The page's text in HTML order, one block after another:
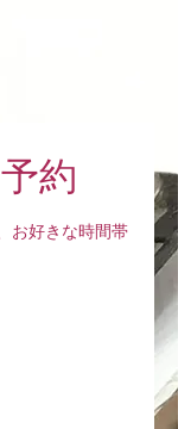
約
お好きな時間帯